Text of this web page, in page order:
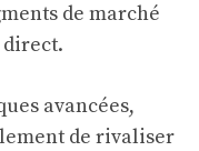
de marché
avancées,
de rivaliser